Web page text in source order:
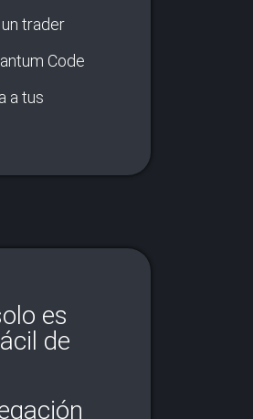
trader
Code
a tus
es
de